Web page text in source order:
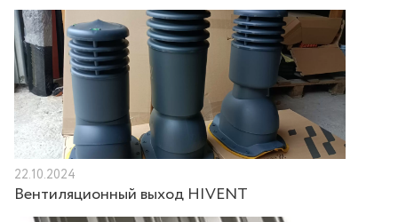
22.10.2024
Вентиляционный выход HIVENT